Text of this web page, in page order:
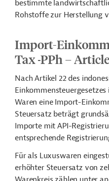
bestimmte
Rohstoffe zur Herstellung
Import-
Tax PPh –
Nach Artikel 22 des
Waren eine Import-
Steuersatz beträgt
Importe mit API-
entsprechende
Für als Luxuswaren
erhöhter Steuersatz von